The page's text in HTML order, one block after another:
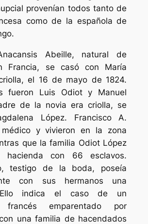
provenían todos tanto de
como de la española de
Abeille, natural de
Francia, se casó con María
el 16 de mayo de 1824.
fueron Luis Odiot y Manuel
de la novia era criolla, se
López. Francisco A.
y vivieron en la zona
que la familia Odiot López
hacienda con 66 esclavos.
testigo de la boda, poseía
con sus hermanos una
Ello indica el caso de un
francés emparentado por
una familia de hacendados